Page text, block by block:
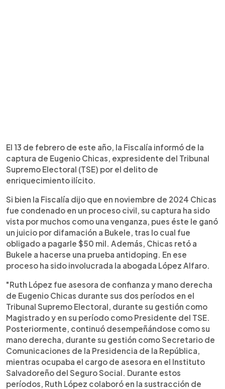
El 13 de febrero de este año, la Fiscalía informó de la
captura de Eugenio Chicas, expresidente del Tribunal
Supremo Electoral (TSE) por el delito de
enriquecimiento ilícito.
Si bien la Fiscalía dijo que en noviembre de 2024 Chicas
fue condenado en un proceso civil, su captura ha sido
vista por muchos como una venganza, pues éste le ganó
un juicio por difamación a Bukele, tras lo cual fue
obligado a pagarle $50 mil. Además, Chicas retó a
Bukele a hacerse una prueba antidoping. En ese
proceso ha sido involucrada la abogada López Alfaro.
"Ruth López fue asesora de confianza y mano derecha
de Eugenio Chicas durante sus dos períodos en el
Tribunal Supremo Electoral, durante su gestión como
Magistrado y en su período como Presidente del TSE.
Posteriormente, continuó desempeñándose como su
mano derecha, durante su gestión como Secretario de
Comunicaciones de la Presidencia de la República,
mientras ocupaba el cargo de asesora en el Instituto
Salvadoreño del Seguro Social. Durante estos
períodos, Ruth López colaboró en la sustracción de